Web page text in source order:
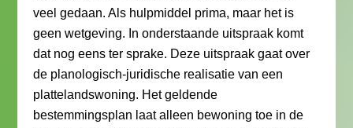
veel gedaan. Als hulpmiddel prima, maar het is
geen wetgeving. In onderstaande uitspraak komt
dat nog eens ter sprake. Deze uitspraak gaat over
de planologisch-juridische realisatie van een
plattelandswoning. Het geldende
bestemmingsplan laat alleen bewoning toe in de